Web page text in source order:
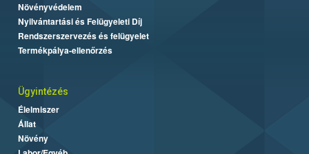
Növényvédelem
Nyilvántartási és Felügyeleti Díj
Rendszerszervezés és felügyelet
Termékpálya-ellenőrzés
Ügyintézés
Élelmiszer
Állat
Növény